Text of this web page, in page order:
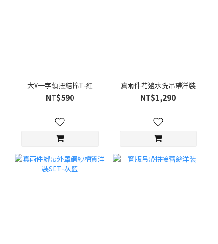
大V一字領扭結棉T-紅
NT$590
真兩件花邊水洗吊帶洋裝
NT$1,290